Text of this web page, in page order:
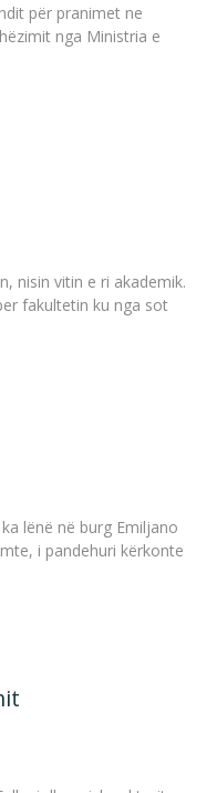
për pranimet ne
nga Ministria e
nisin vitin e ri akademik.
fakultetin ku nga sot
lënë në burg Emiljano
i pandehuri kërkonte